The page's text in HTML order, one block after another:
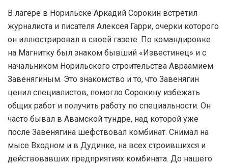
В лагере в Норильске Аркадий Сорокин встретил
журналиста и писателя Алексея Гарри, очерки которого
он иллюстрировал в своей газете. По командировке
на Магнитку был знаком бывший «Известинец» и с
начальником Норильского строительства Авраамием
Завенягиным. Это знакомство и то, что Завенягин
ценил специалистов, помогло Сорокину избежать
общих работ и получить работу по специальности. Он
часто бывал в Авамской тундре, над которой уже
после Завенягина шефствовал комбинат. Снимал на
мысе Входном и в Дудинке, на всех строившихся и
действовавших предприятиях комбината. До нашего